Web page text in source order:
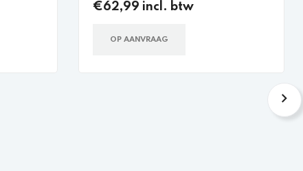
€62,99 incl. btw
OP AANVRAAG